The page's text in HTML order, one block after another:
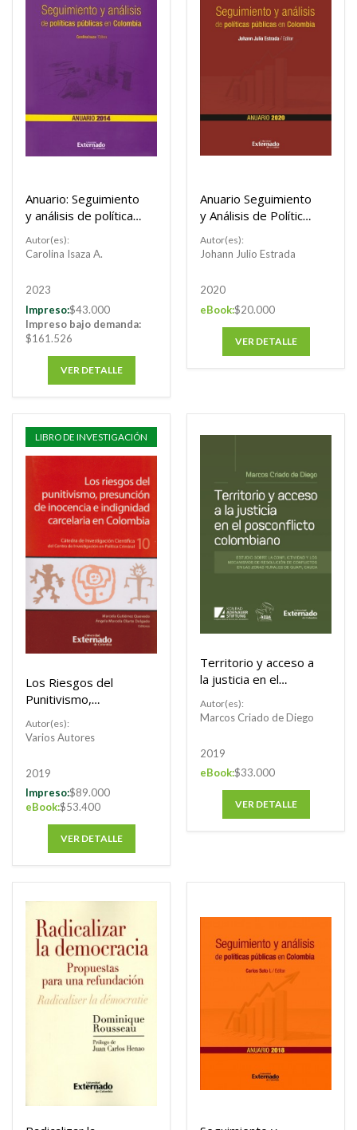
Anuario: Seguimiento
y análisis de políticas
públicas en Colombia
2014
Autor(es):
Carolina Isaza A.
2023
Impreso:$43.000
Impreso bajo demanda:
$161.526
VER DETALLE
Anuario Seguimiento
y Análisis de Políticas
Públicas 2020
Autor(es):
Johann Julio Estrada
2020
eBook:$20.000
VER DETALLE
LIBRO DE INVESTIGACIÓN
Los Riesgos del
Punitivismo,
Inocencia e
en Colombia
Autor(es):
Varios Autores
2019
Impreso:$89.000
eBook:$53.400
VER DETALLE
Territorio y acceso a
la justicia en el
colombiano.
Autor(es):
Marcos Criado de Diego
2019
eBook:$33.000
VER DETALLE